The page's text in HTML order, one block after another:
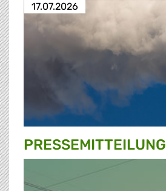
17.07.2026
PRESSE­MITTEILUNG